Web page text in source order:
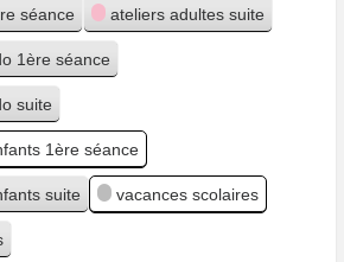
séance ateliers adultes suite
1ère séance
suite
1ère séance
suite vacances scolaires